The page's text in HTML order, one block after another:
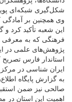
شکل‌گیری شبکه‌ای
وی همچنین بر
این شعبه تأکید کرد
فرهنگی که به معرفی
پژوهش‌های علمی در
استاندار فارس تصریح
ایران شناسی در
به گزارش پایگاه
صالحی نیز ضمن
اهمیت این استان در